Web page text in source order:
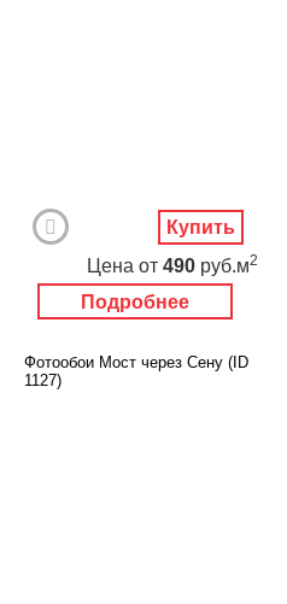
Подробнее
Цена от 490 руб.м2
Купить
Фотообои Мост через Сену (ID
1127)